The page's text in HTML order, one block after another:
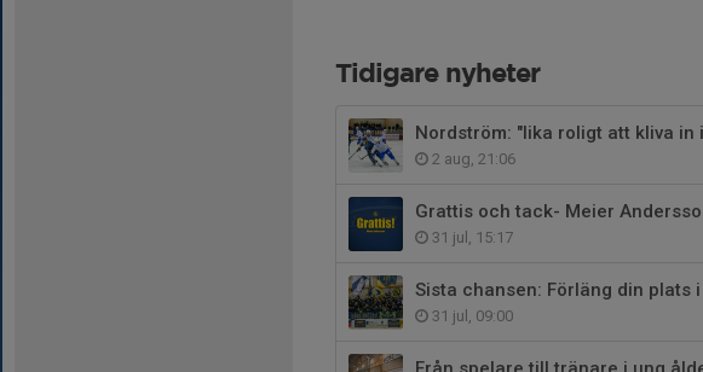
Tidigare nyheter
Nordström: "lika roligt att kliva
2 aug, 21:06
Grattis och tack- Meier
31 jul, 15:17
Sista chansen: Förläng din plats
31 jul, 09:00